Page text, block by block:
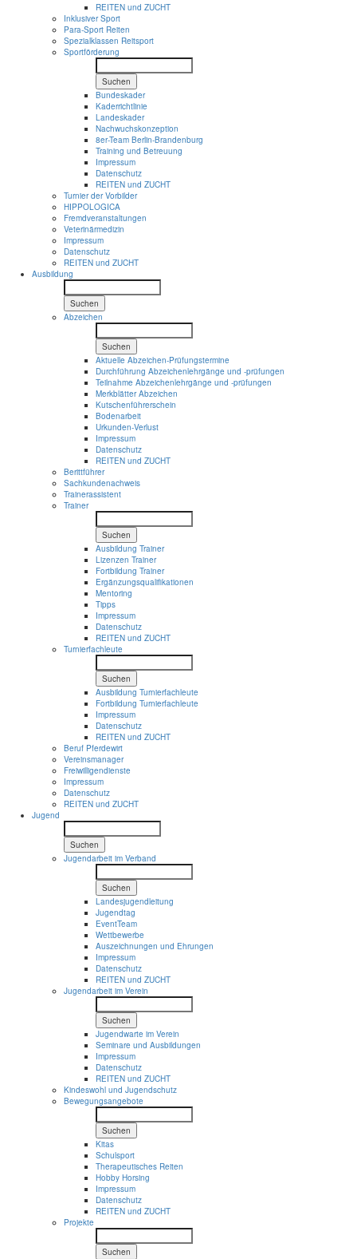
REITEN und ZUCHT
Inklusiver Sport
Para-Sport Reiten
Spezialklassen Reitsport
Sportförderung
Suchen
Bundeskader
Kaderrichtlinie
Landeskader
Nachwuchskonzeption
8er-Team Berlin-Brandenburg
Training und Betreuung
Impressum
Datenschutz
REITEN und ZUCHT
Turnier der Vorbilder
HIPPOLOGICA
Fremdveranstaltungen
Veterinärmedizin
Impressum
Datenschutz
REITEN und ZUCHT
Ausbildung
Suchen
Abzeichen
Suchen
Aktuelle Abzeichen-Prüfungstermine
Durchführung Abzeichenlehrgänge und -prüfungen
Teilnahme Abzeichenlehrgänge und -prüfungen
Merkblätter Abzeichen
Kutschenführerschein
Bodenarbeit
Urkunden-Verlust
Impressum
Datenschutz
REITEN und ZUCHT
Berittführer
Sachkundenachweis
Trainerassistent
Trainer
Suchen
Ausbildung Trainer
Lizenzen Trainer
Fortbildung Trainer
Ergänzungsqualifikationen
Mentoring
Tipps
Impressum
Datenschutz
REITEN und ZUCHT
Turnierfachleute
Suchen
Ausbildung Turnierfachleute
Fortbildung Turnierfachleute
Impressum
Datenschutz
REITEN und ZUCHT
Beruf Pferdewirt
Vereinsmanager
Freiwilligendienste
Impressum
Datenschutz
REITEN und ZUCHT
Jugend
Suchen
Jugendarbeit im Verband
Suchen
Landesjugendleitung
Jugendtag
EventTeam
Wettbewerbe
Auszeichnungen und Ehrungen
Impressum
Datenschutz
REITEN und ZUCHT
Jugendarbeit im Verein
Suchen
Jugendwarte im Verein
Seminare und Ausbildungen
Impressum
Datenschutz
REITEN und ZUCHT
Kindeswohl und Jugendschutz
Bewegungsangebote
Suchen
Kitas
Schulsport
Therapeutisches Reiten
Hobby Horsing
Impressum
Datenschutz
REITEN und ZUCHT
Projekte
Suchen